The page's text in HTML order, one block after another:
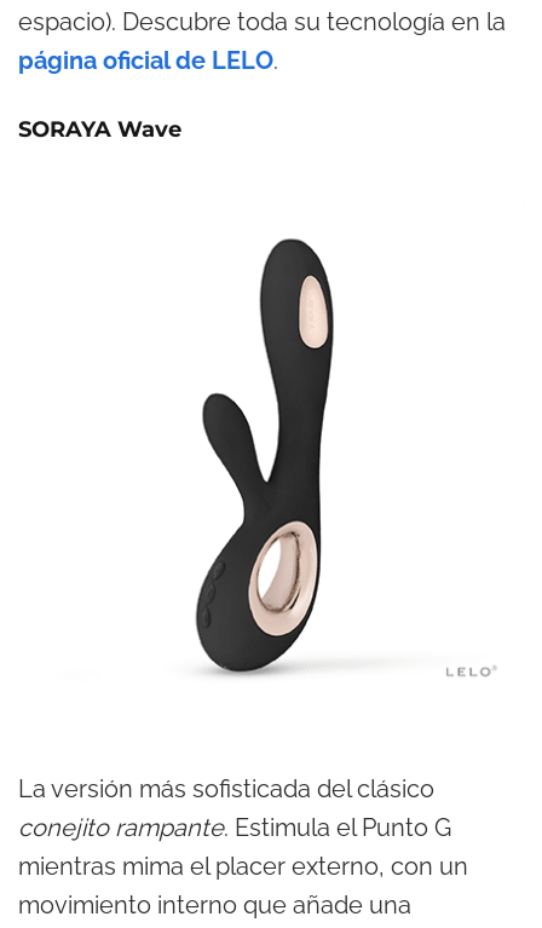
espacio). Descubre toda su tecnología en la
página oficial de LELO.
SORAYA Wave
La versión más sofisticada del clásico
conejito rampante. Estimula el Punto G
mientras mima el placer externo, con un
movimiento interno que añade una